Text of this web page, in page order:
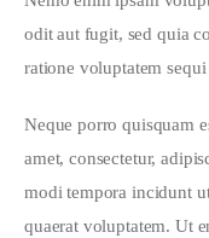
odit aut fugit, sed quia
ratione voluptatem sequi
Neque porro quisquam
amet, consectetur,
modi tempora incidunt
quaerat voluptatem. Ut